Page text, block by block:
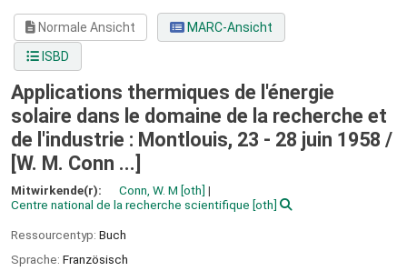
Normale Ansicht
MARC-Ansicht
ISBD
Applications thermiques de l'énergie
solaire dans le domaine de la recherche et
de l'industrie : Montlouis, 23 - 28 juin 1958 /
[W. M. Conn ...]
Mitwirkende(r): Conn, W. M [oth]
Centre national de la recherche scientifique [oth]
Ressourcentyp: Buch
Sprache: Französisch